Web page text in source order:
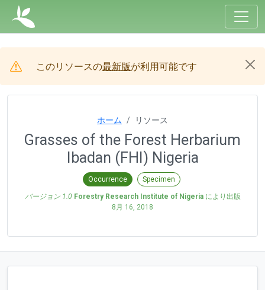
このリソースの最新版が利用可能です
ホーム リソース
Grasses of the Forest Herbarium
Ibadan (FHI) Nigeria
Occurrence Specimen
バージョン 1.0 Forestry Research Institute of Nigeriaにより出版
8月 16, 2018